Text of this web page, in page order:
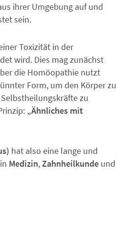
ihrer Umgebung auf und
sein.
Toxizität in der
wird. Dies mag zunächst
die Homöopathie nutzt
Form, um den Körper zu
zu
„Ähnliches mit
hat also eine lange und
Medizin,Zahnheilkundeund